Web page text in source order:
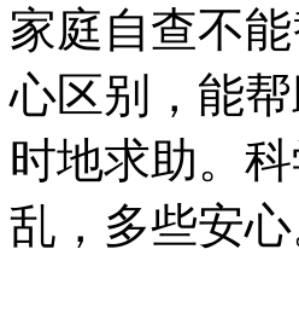
家庭自查不
心区别，能
时地求助。
乱，多些安心